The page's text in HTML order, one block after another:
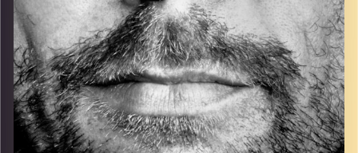
קרדיט תמונות: David Goehring